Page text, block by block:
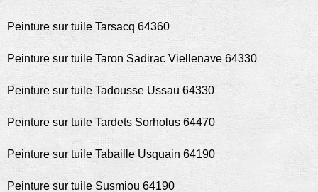
Peinture sur tuile Tarsacq 64360
Peinture sur tuile Taron Sadirac Viellenave 64330
Peinture sur tuile Tadousse Ussau 64330
Peinture sur tuile Tardets Sorholus 64470
Peinture sur tuile Tabaille Usquain 64190
Peinture sur tuile Susmiou 64190